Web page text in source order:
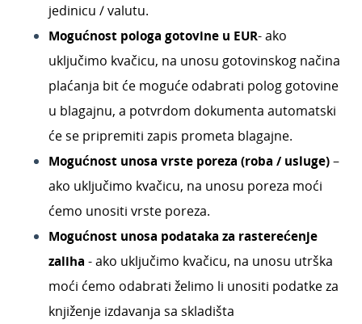
jedinicu / valutu.
Mogućnost pologa gotovine u EUR- ako
uključimo kvačicu, na unosu gotovinskog načina
plaćanja bit će moguće odabrati polog gotovine
u blagajnu, a potvrdom dokumenta automatski
će se pripremiti zapis prometa blagajne.
Mogućnost unosa vrste poreza (roba / usluge)–
ako uključimo kvačicu, na unosu poreza moći
ćemo unositi vrste poreza.
Mogućnost unosa podataka za rasterećenje
zaliha - ako uključimo kvačicu, na unosu utrška
moći ćemo odabrati želimo li unositi podatke za
knjiženje izdavanja sa skladišta